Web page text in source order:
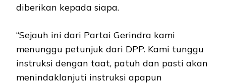
diberikan kepada siapa.
“Sejauh ini dari Partai Gerindra kami
menunggu petunjuk dari DPP. Kami tunggu
instruksi dengan taat, patuh dan pasti akan
menindaklanjuti instruksi apapun